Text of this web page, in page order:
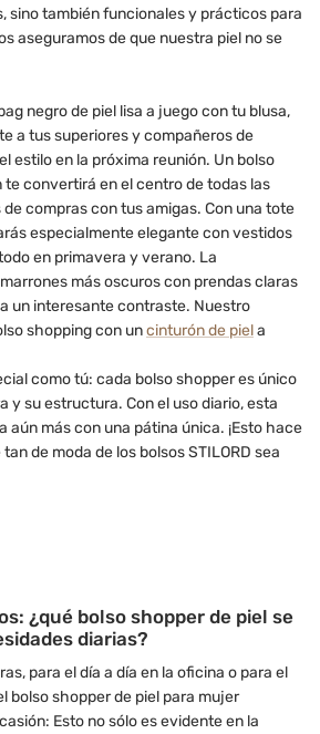
sino también funcionales y prácticos para
aseguramos de que nuestra piel no se
negro de piel lisa a juego con tu blusa,
a tus superiores y compañeros de
estilo en la próxima reunión. Un bolso
convertirá en el centro de todas las
compras con tus amigas. Con una tote
especialmente elegante con vestidos
en primavera y verano. La
más oscuros con prendas claras
un interesante contraste. Nuestro
shopping con uncinturón de piela
como tú: cada bolso shopper es único
y su estructura. Con el uso diario, esta
aún más con una pátina única. ¡Esto hace
de moda de los bolsos STILORD sea
¿qué bolso shopper de piel se
diarias?
para el día a día en la oficina o para el
bolso shopper de piel para mujer
Esto no sólo es evidente en la